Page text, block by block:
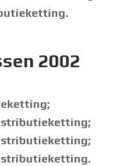
2002
;
;
;